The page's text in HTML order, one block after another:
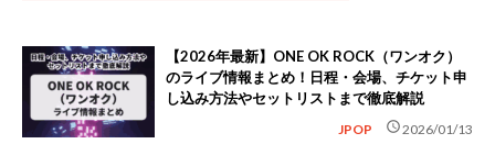
【2026年最新】ONE OK ROCK（ワンオク）
のライブ情報まとめ！日程・会場、チケット申
し込み方法やセットリストまで徹底解説
JPOP schedule2026/01/13